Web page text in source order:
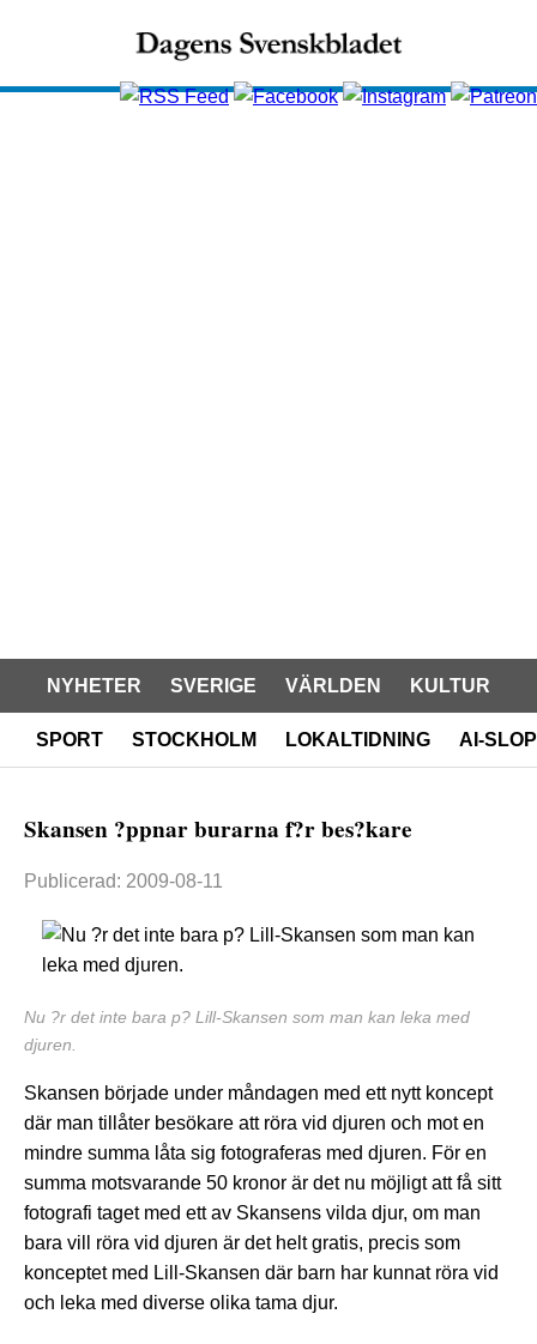
NYHETER SVERIGE VÄRLDEN KULTUR
SPORT STOCKHOLM LOKALTIDNING AI-SLOP
Skansen ?ppnar burarna f?r bes?kare
Publicerad: 2009-08-11
Nu ?r det inte bara p? Lill-Skansen som man kan leka med
djuren.
Skansen började under måndagen med ett nytt koncept
där man tillåter besökare att röra vid djuren och mot en
mindre summa låta sig fotograferas med djuren. För en
summa motsvarande 50 kronor är det nu möjligt att få sitt
fotografi taget med ett av Skansens vilda djur, om man
bara vill röra vid djuren är det helt gratis, precis som
konceptet med Lill-Skansen där barn har kunnat röra vid
och leka med diverse olika tama djur.